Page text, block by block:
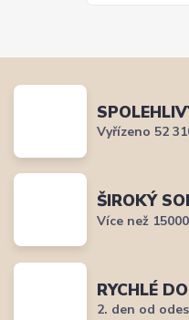
Vyřízeno 52
ŠIROKÝ
Více než
RYCHLÉ
2. den od